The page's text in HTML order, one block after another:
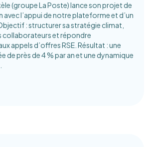
(groupe La Poste) lance son projet de
l’appui de notre plateforme et d’un
: structurer sa stratégie climat,
collaborateurs et répondre
appels d’offres RSE. Résultat : une
de près de 4 % par an et une dynamique